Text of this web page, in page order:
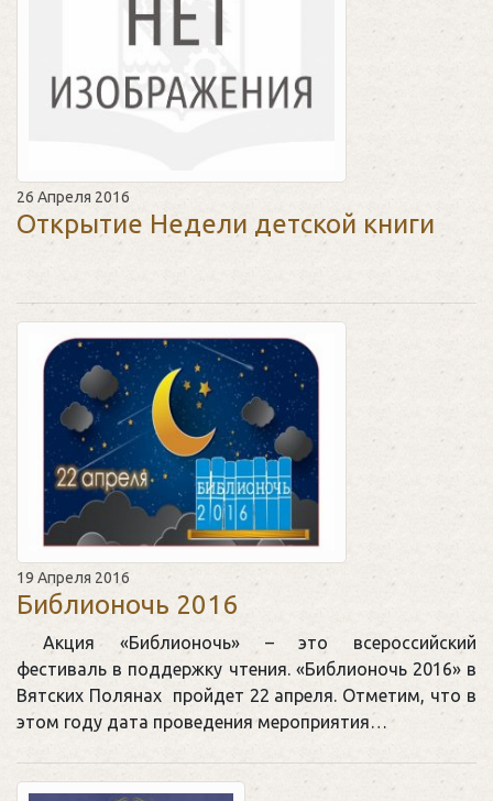
26 Апреля 2016
Открытие Недели детской книги
19 Апреля 2016
Библионочь 2016
Акция «Библионочь» – это всероссийский
фестиваль в поддержку чтения. «Библионочь 2016» в
Вятских Полянах пройдет 22 апреля. Отметим, что в
этом году дата проведения мероприятия…